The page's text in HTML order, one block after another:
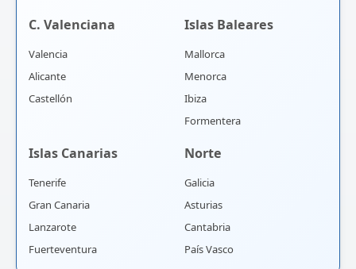
C. Valenciana
Valencia
Alicante
Castellón
Islas Baleares
Mallorca
Menorca
Ibiza
Formentera
Islas Canarias
Tenerife
Gran Canaria
Lanzarote
Fuerteventura
Norte
Galicia
Asturias
Cantabria
País Vasco